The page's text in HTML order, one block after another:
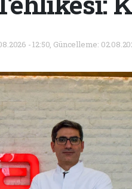
- 12:50, Güncelleme: